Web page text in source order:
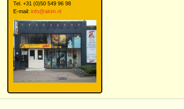
Tel. +31 (0)50 549 96 98
E-mail: info@akim.nl